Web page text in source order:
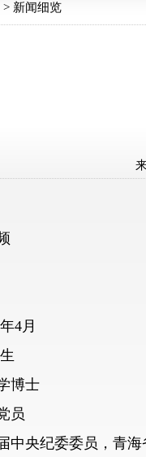
> 新闻细览
4月
士
员
央纪委委员，青海